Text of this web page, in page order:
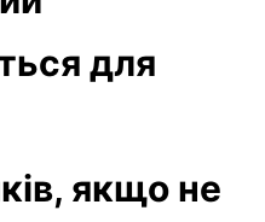
для
якщо не